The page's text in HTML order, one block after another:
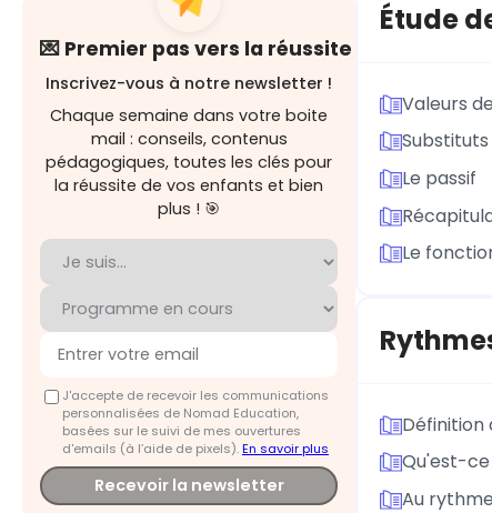
💌 Premier pas vers la réussite
Inscrivez-vous à notre newsletter !
Chaque semaine dans votre boite
mail : conseils, contenus
pédagogiques, toutes les clés pour
la réussite de vos enfants et bien
plus ! 🎯
J'accepte de recevoir les communications
personnalisées de Nomad Education,
basées sur le suivi de mes ouvertures
d'emails (à l’aide de pixels).En savoir plus
Recevoir la newsletter
Étude
Valeurs
Le passif
Le
Définition
Qu'est-
Au